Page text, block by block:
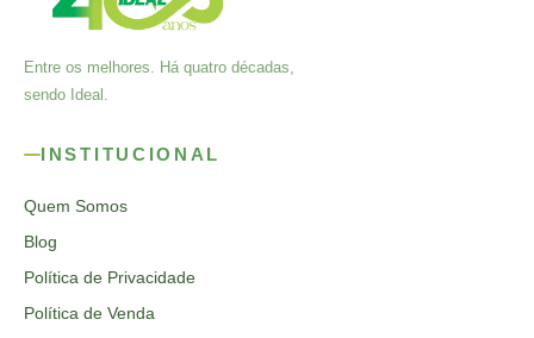
Entre os melhores. Há quatro décadas,
sendo Ideal.
INSTITUCIONAL
Quem Somos
Blog
Política de Privacidade
Política de Venda